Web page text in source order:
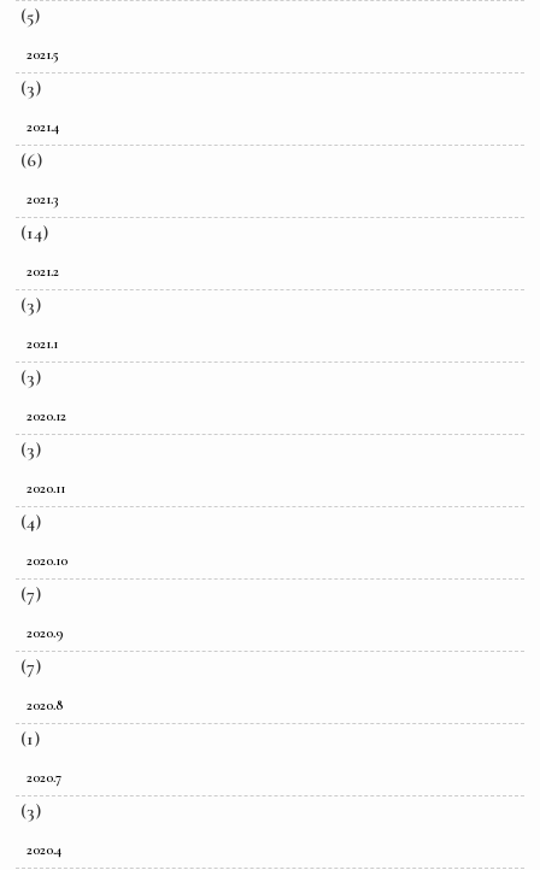
(5)
2021.5
(3)
2021.4
(6)
2021.3
(14)
2021.2
(3)
2021.1
(3)
2020.12
(3)
2020.11
(4)
2020.10
(7)
2020.9
(7)
2020.8
(1)
2020.7
(3)
2020.4